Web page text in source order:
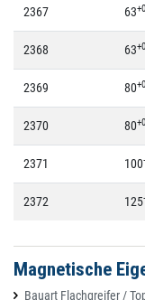
2367 63
2368 63
2369 80
2370 80
2371 100
2372 125
Magnetische
Bauart Flachgreifer /